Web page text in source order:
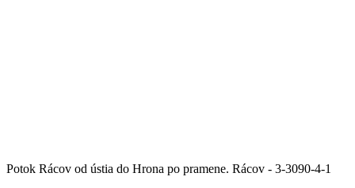
Potok Rácov od ústia do Hrona po pramene. Rácov - 3-3090-4-1